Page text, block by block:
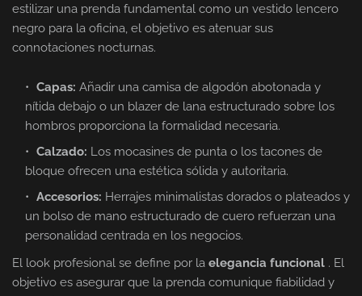
estilizar una prenda fundamental como un vestido lencero
negro para la oficina, el objetivo es atenuar sus
connotaciones nocturnas.
Capas: Añadir una camisa de algodón abotonada y
nítida debajo o un blazer de lana estructurado sobre los
hombros proporciona la formalidad necesaria.
Calzado: Los mocasines de punta o los tacones de
bloque ofrecen una estética sólida y autoritaria.
Accesorios: Herrajes minimalistas dorados o plateados y
un bolso de mano estructurado de cuero refuerzan una
personalidad centrada en los negocios.
El look profesional se define por la elegancia funcional . El
objetivo es asegurar que la prenda comunique fiabilidad y